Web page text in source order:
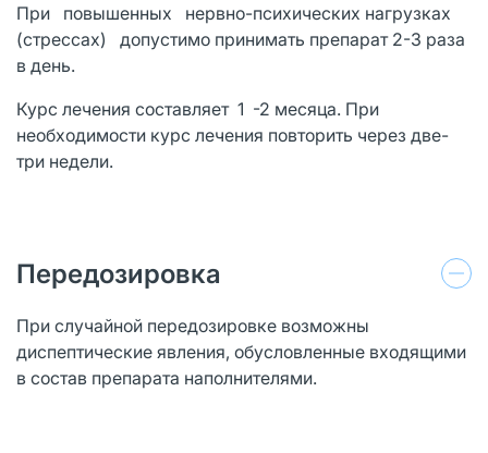
При повышенных нервно-психических нагрузках
(стрессах) допустимо принимать препарат 2-3 раза
в день.
Курс лечения составляет 1 -2 месяца. При
необходимости курс лечения повторить через две-
три недели.
Передозировка
При случайной передозировке возможны
диспептические явления, обусловленные входящими
в состав препарата наполнителями.